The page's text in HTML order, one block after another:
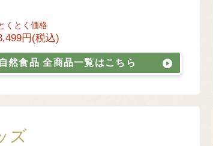
くとく価格
円(税込)
然食品全商品一覧はこちら
ズ